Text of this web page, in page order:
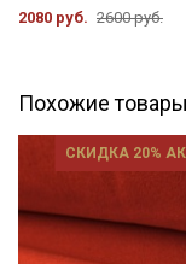
2080 руб. 2600 руб.
Похожие товары
СКИДКА 20%